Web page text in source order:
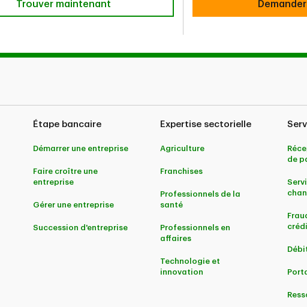
Trouver un directeur de comptes
Trouver maintenant
Étape bancaire
Démarrer une entreprise
Faire croître une
entreprise
Gérer une entreprise
Succession d'entreprise
Expertise sectorielle
Agriculture
Franchises
Professionnels de la
santé
Professionnels en
affaires
Technologie et
innovation
de